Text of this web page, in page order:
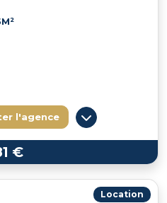
l'agence
€
Location